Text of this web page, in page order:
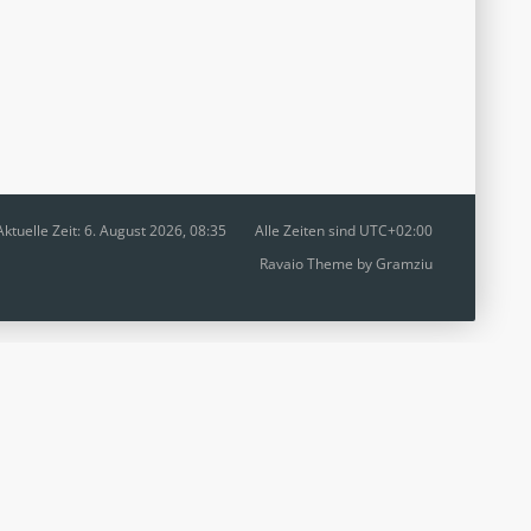
Alle Zeiten sind UTC+02:00
Zeit: 6. August 2026, 08:35
Ravaio Theme byGramziu